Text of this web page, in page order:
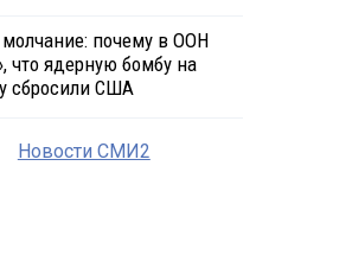
почему в ООН
что ядерную бомбу на
сбросили США
Новости СМИ2